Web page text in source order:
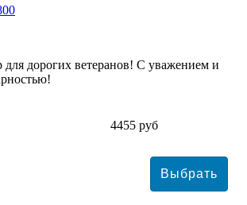
дорогих ветеранов! С уважением и
4455 руб